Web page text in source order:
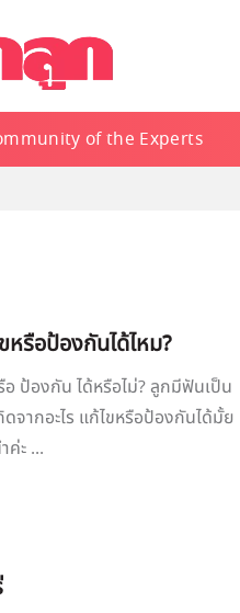
of the Experts
หรือป้องกันได้ไหม?
ป้องกัน ได้หรือไม่? ลูกมีฟันเป็น
จากอะไร แก้ไขหรือป้องกันได้มั้ย
ะ ...